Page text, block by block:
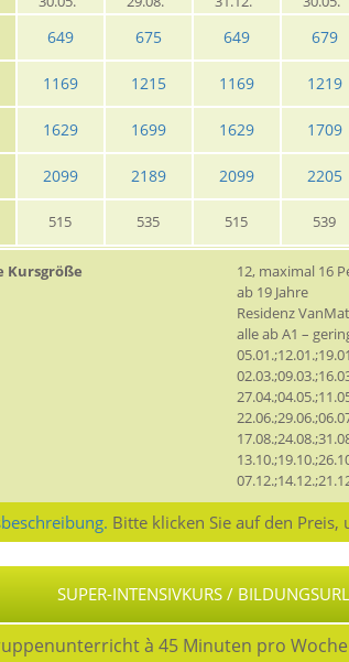
649 675 649 679
1169 1215 1169 1219
1629 1699 1629 1709
2099 2189 2099 2205
515 535 515 539
12, maximal 16
ab 19 Jahre
Residenz
alle ab A1 –
Bitte klicken Sie auf den Preis,
SUPER-INTENSIVKURS /
à 45 Minuten pro Woche